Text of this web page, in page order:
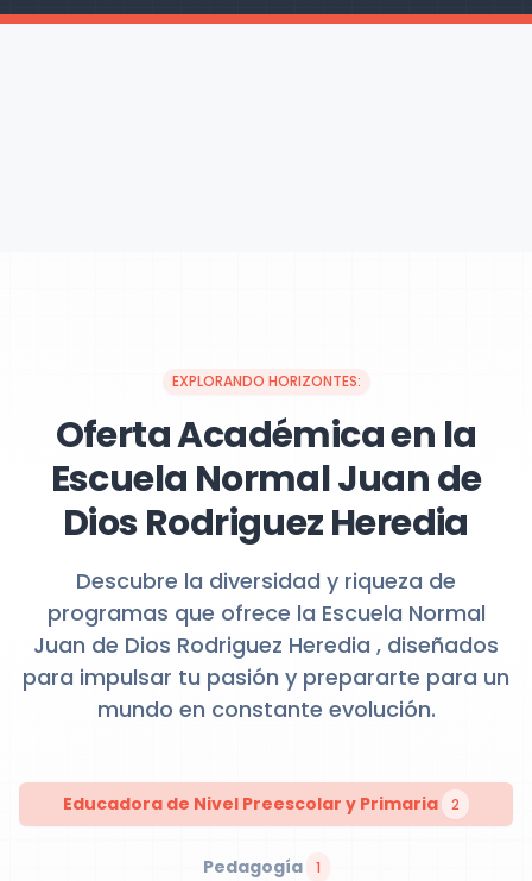
EXPLORANDO HORIZONTES:
Oferta Académica en la
Escuela Normal Juan de
Dios Rodriguez Heredia
Descubre la diversidad y riqueza de
programas que ofrece la Escuela Normal
Juan de Dios Rodriguez Heredia , diseñados
para impulsar tu pasión y prepararte para un
mundo en constante evolución.
Educadora de Nivel Preescolar y Primaria 2
Pedagogía 1